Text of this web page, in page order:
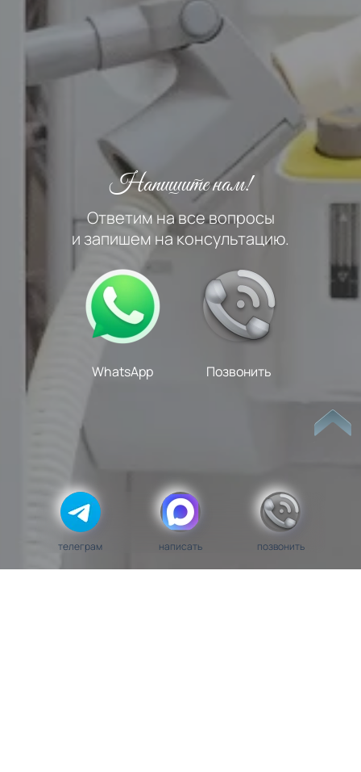
Напишите нам!
Ответим на все вопросы
и запишем на консультацию.
WhatsApp Позвонить
телеграм написать позвонить